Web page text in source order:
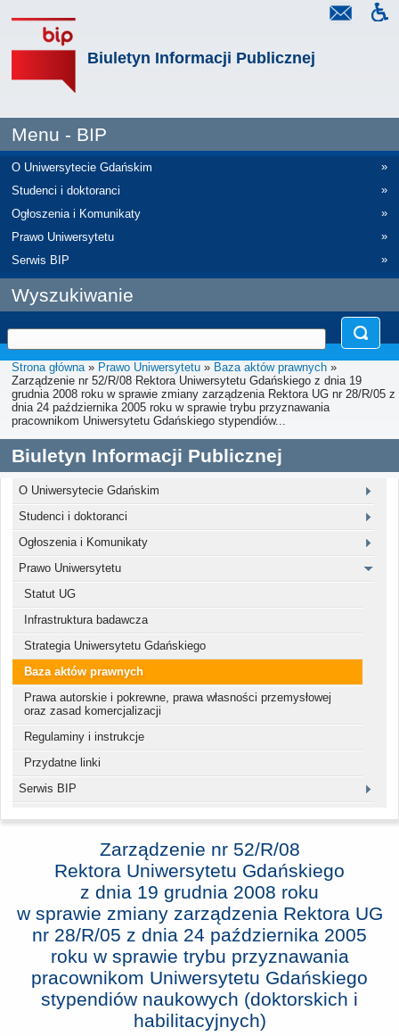
Biuletyn Informacji Publicznej
Menu - BIP
O Uniwersytecie Gdańskim
»
Studenci i doktoranci
»
Ogłoszenia i Komunikaty
»
Prawo Uniwersytetu
»
Serwis BIP
»
Wyszukiwanie
Strona główna» Prawo Uniwersytetu » Baza aktów prawnych »
Zarządzenie nr 52/R/08 Rektora Uniwersytetu Gdańskiego z dnia 19
grudnia 2008 roku w sprawie zmiany zarządzenia Rektora UG nr 28/R/05 z
dnia 24 października 2005 roku w sprawie trybu przyznawania
pracownikom Uniwersytetu Gdańskiego stypendiów...
Biuletyn Informacji Publicznej
O Uniwersytecie Gdańskim
Studenci i doktoranci
Ogłoszenia i Komunikaty
Prawo Uniwersytetu
Statut UG
Infrastruktura badawcza
Strategia Uniwersytetu Gdańskiego
Baza aktów prawnych
Prawa autorskie i pokrewne, prawa własności przemysłowej
oraz zasad komercjalizacji
Regulaminy i instrukcje
Przydatne linki
Serwis BIP
Zarządzenie nr 52/R/08
Rektora Uniwersytetu Gdańskiego
z dnia 19 grudnia 2008 roku
w sprawie zmiany zarządzenia Rektora UG
nr 28/R/05 z dnia 24 października 2005
roku w sprawie trybu przyznawania
pracownikom Uniwersytetu Gdańskiego
stypendiów naukowych (doktorskich i
habilitacyjnych)